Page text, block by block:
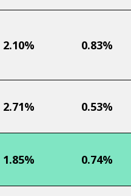
0.83%
2.10%
0.53%
2.71%
0.74%
1.85%